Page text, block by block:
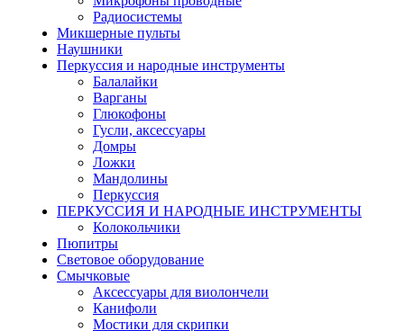
Радиосистемы
Микшерные пульты
Наушники
Перкуссия и народные инструменты
Балалайки
Варганы
Глюкофоны
Гусли, аксессуары
Домры
Ложки
Мандолины
Перкуссия
ПЕРКУССИЯ И НАРОДНЫЕ ИНСТРУМЕНТЫ
Колокольчики
Пюпитры
Световое оборудование
Смычковые
Аксессуары для виолончели
Канифоли
Мостики для скрипки